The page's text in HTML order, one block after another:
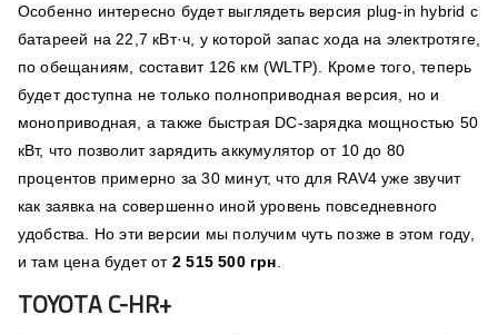
Особенно интересно будет выглядеть версия plug-in hybrid с
батареей на 22,7 кВт·ч, у которой запас хода на электротяге,
по обещаниям, составит 126 км (WLTP). Кроме того, теперь
будет доступна не только полноприводная версия, но и
моноприводная, а также быстрая DC-зарядка мощностью 50
кВт, что позволит зарядить аккумулятор от 10 до 80
процентов примерно за 30 минут, что для RAV4 уже звучит
как заявка на совершенно иной уровень повседневного
удобства. Но эти версии мы получим чуть позже в этом году,
и там цена будет от 2 515 500 грн
TOYOTA C-HR+